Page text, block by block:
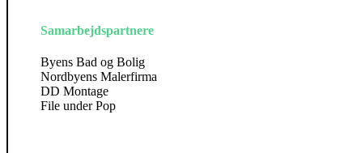
Samarbejdspartnere
Byens Bad og Bolig
Nordbyens Malerfirma
DD Montage
File under Pop